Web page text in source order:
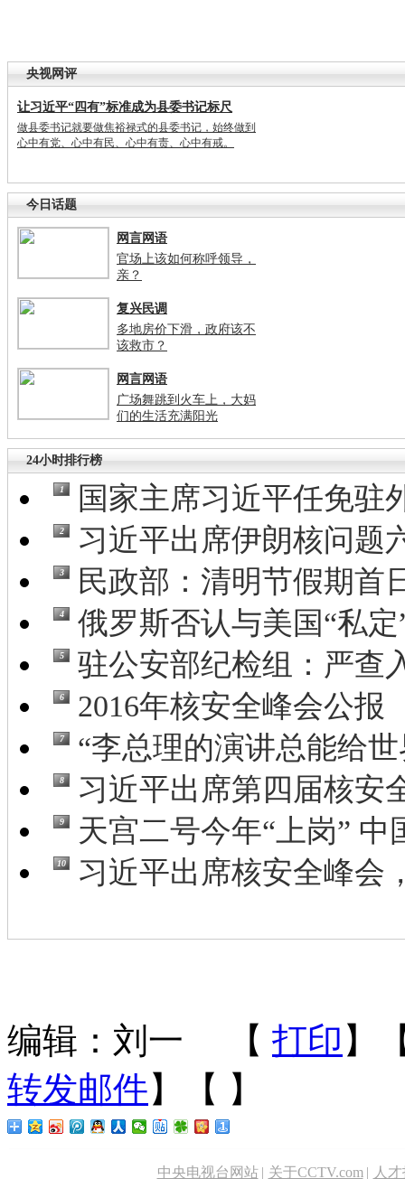
央视网评
让习近平“四有”标准成为县委书记标尺
做县委书记就要做焦裕禄式的县委书记，始终做到
心中有党、心中有民、心中有责、心中有戒。
今日话题
网言网语
官场上该如何称呼领导，
亲？
复兴民调
多地房价下滑，政府该不
该救市？
网言网语
广场舞跳到火车上，大妈
们的生活充满阳光
24小时排行榜
1 国家主席习近平任免驻
2 习近平出席伊朗核问题
3 民政部：清明节假期首
4 俄罗斯否认与美国“私
5 驻公安部纪检组：严查
6 2016年核安全峰会公报
7 “李总理的演讲总能给
8 习近平出席第四届核安
9 天宫二号今年“上岗” 中
10 习近平出席核安全峰会
编辑：刘一 【 打印 】
转发邮件】【 】
中央电视台网站 | 关于CCTV.com | 人